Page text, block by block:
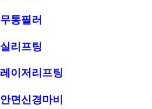
무통필러
실리프팅
레이저리프팅
안면신경마비